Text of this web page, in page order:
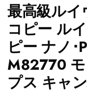
最高級ル
コピー ル
ピー ナノ･
M82770
プス キャ